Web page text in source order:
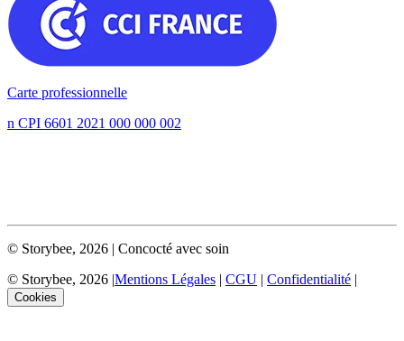
Carte professionnelle
n CPI 6601 2021 000 000 002
© Storybee, 2026 | Concocté avec soin
© Storybee, 2026 |Mentions Légales | CGU | Confidentialité |
Cookies